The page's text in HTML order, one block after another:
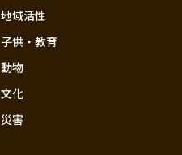
近畿
地域活性
子供・教育
動物
文化
災害